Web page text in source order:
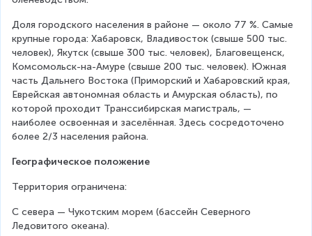
Доля городского населения в районе — около 77 %. Самые
крупные города: Хабаровск, Владивосток (свыше 500 тыс.
человек), Якутск (свыше 300 тыс. человек), Благовещенск,
Комсомольск-на-Амуре (свыше 200 тыс. человек). Южная
часть Дальнего Востока (Приморский и Хабаровский края,
Еврейская автономная область и Амурская область), по
которой проходит Транссибирская магистраль, —
наиболее освоенная и заселённая. Здесь сосредоточено
более 2/3 населения района.
Географическое положение
Территория ограничена:
С севера — Чукотским морем (бассейн Северного
Ледовитого океана).